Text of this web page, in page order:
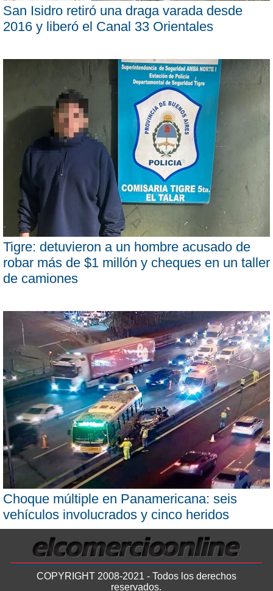
San Isidro retiró una draga varada desde
2016 y liberó el Canal 33 Orientales
Tigre: detuvieron a un hombre acusado de
robar más de $1 millón y cheques en un taller
de camiones
Choque múltiple en Panamericana: seis
vehículos involucrados y cinco heridos
COPYRIGHT 2008-2021 - Todos los derechos
reservados.